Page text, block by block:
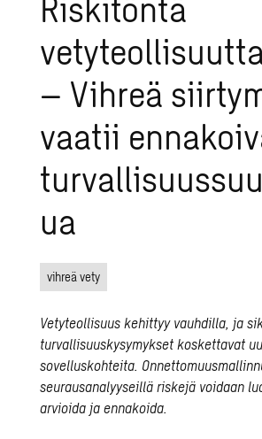
– Vihreä
vaatii
ua
vihreä vety
Vetyteollisuus kehittyy vauhdilla, ja
turvallisuuskysymykset koskettavat
sovelluskohteita.
seurausanalyyseillä riskejä voidaan
arvioida ja ennakoida.